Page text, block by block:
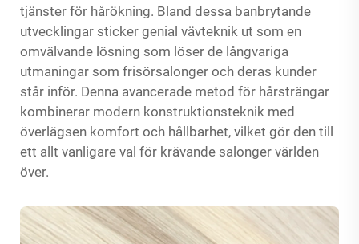
tjänster för hårökning. Bland dessa banbrytande
utvecklingar sticker genial vävteknik ut som en
omvälvande lösning som löser de långvariga
utmaningar som frisörsalonger och deras kunder
står inför. Denna avancerade metod för hårsträngar
kombinerar modern konstruktionsteknik med
överlägsen komfort och hållbarhet, vilket gör den till
ett allt vanligare val för krävande salonger världen
över.